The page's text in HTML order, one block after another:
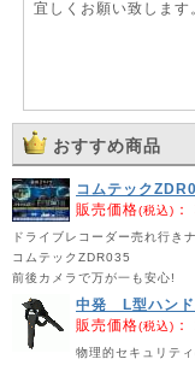
宜しくお願い致します
おすすめ商品
コムテック
販売価格(税込) ：
ドライブレコーダー売れ行き
コムテックZDR035
前後カメラで万が一も安心!
中発 L型ハン
販売価格(税込) ：
物理的セキュリテ